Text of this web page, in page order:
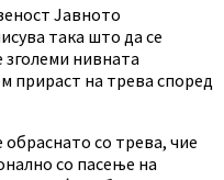
Јавното
така што да се
нивната
прираст на трева според
со трева, чие
со пасење на